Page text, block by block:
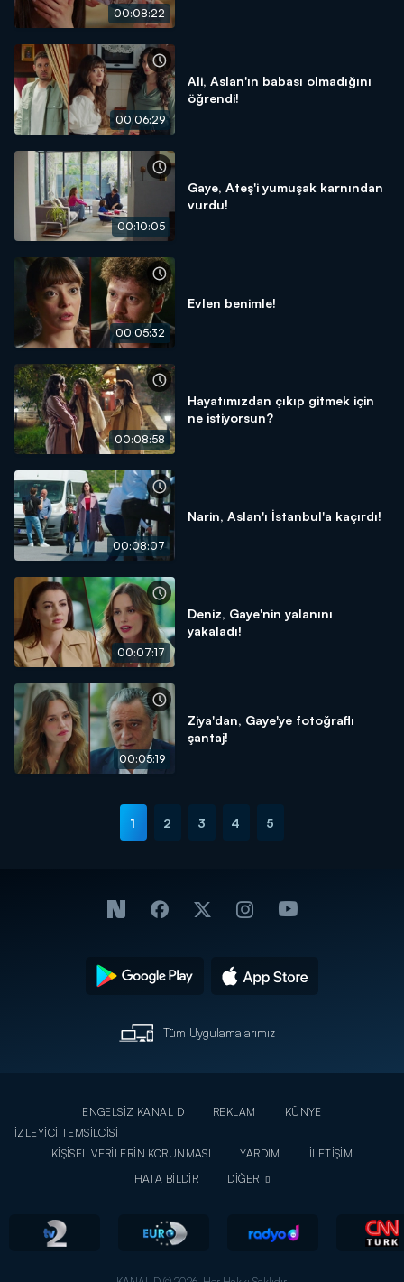
00:08:22
00:06:29
Ali, Aslan'ın babası olmadığını
öğrendi!
00:10:05
Gaye, Ateş'i yumuşak karnından
vurdu!
00:05:32
Evlen benimle!
00:08:58
Hayatımızdan çıkıp gitmek için
ne istiyorsun?
00:08:07
Narin, Aslan'ı İstanbul'a kaçırdı!
00:07:17
Deniz, Gaye'nin yalanını
yakaladı!
00:05:19
Ziya'dan, Gaye'ye fotoğraflı
şantaj!
1 2 3 4 5
Tüm Uygulamalarımız
ENGELSİZ KANAL D REKLAM
KÜNYE
İZLEYİCİ TEMSİLCİSİ
KİŞİSEL VERİLERİN KORUNMASI
YARDIM
İLETİŞİM
HATA BİLDİR
DİĞER